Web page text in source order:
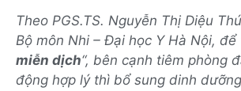
Theo PGS.TS. Nguyễn Thị Diệu
Bộ môn Nhi – Đại học Y Hà Nội, để
miễn dịch“, bên cạnh tiêm phòng
động hợp lý thì bổ sung dinh